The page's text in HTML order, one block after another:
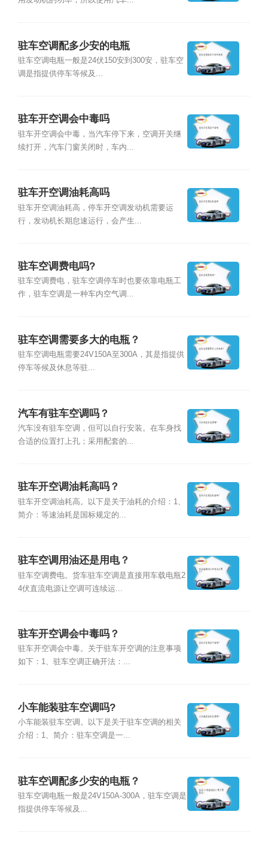
驻车空调配多少安的电瓶
驻车空调电瓶一般是24伏150安到300安，驻车空
调是指提供停车等候及...
驻车开空调会中毒吗
驻车开空调会中毒，当汽车停下来，空调开关继
续打开，汽车门窗关闭时，车内...
驻车开空调油耗高吗
驻车开空调油耗高，停车开空调发动机需要运
行，发动机长期怠速运行，会产生...
驻车空调费电吗?
驻车空调费电，驻车空调停车时也要依靠电瓶工
作，驻车空调是一种车内空气调...
驻车空调需要多大的电瓶？
驻车空调电瓶需要24V150A至300A，其是指提供
停车等候及休息等驻...
汽车有驻车空调吗？
汽车没有驻车空调，但可以自行安装。在车身找
合适的位置打上孔；采用配套的...
驻车开空调油耗高吗？
驻车开空调油耗高。以下是关于油耗的介绍：1、
简介：等速油耗是国标规定的...
驻车空调用油还是用电？
驻车空调费电。货车驻车空调是直接用车载电瓶2
4伏直流电源让空调可连续运...
驻车开空调会中毒吗？
驻车开空调会中毒。关于驻车开空调的注意事项
如下：1、驻车空调正确开法：...
小车能装驻车空调吗?
小车能装驻车空调。以下是关于驻车空调的相关
介绍：1、简介：驻车空调是一...
驻车空调配多少安的电瓶？
驻车空调电瓶一般是24V150A-300A，驻车空调是
指提供停车等候及...